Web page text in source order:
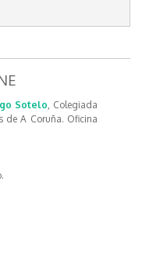
Sotelo, Colegiada
de A Coruña. Oficina